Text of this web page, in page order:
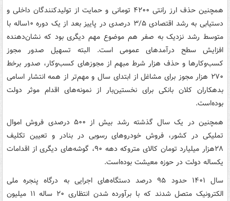
همچنین حذف ارز رانتی ۴۲۰۰ تومانی و حمایت از تولیدکنندگان داخلی و
دستیابی به رشد اقتصادی ۳/۵ درصدی در پاییز بعد از یک دوره ۱۰ساله با
متوسط رشد نزدیک به صفر هم موضوع مهم دیگری بود که نشان‌دهنده
افزایش سطح درآمدهای عمومی است. البته تسهیل صدور مجوز
کسب‌وکارها و حذف هزار شرط مبهم از مجوزهای کسب‌وکار، صدور برخط
۲۷۰ هزار مجوز برای مشاغل از ابتدای سال و مهم‌تر از همه انتشار اسامی
بدهکاران کلان بانکی برای نخستین‌بار از نمونه‌های اقدام موثر دولت
بوده‌است.
همچنین در یک سال گذشته رشد بیش از ۵۰۰ درصدی فروش اموال
تملیکی در کشور، فروش خودروهای رسوبی در بنادر و تعیین تکلیف
۲۸هزار میلیارد تومان کالای متروکه‌ دهه ۹۰، گوشه‌های دیگری از اقدامات
یکساله دولت در حوزه معیشت بوده‌است.
سال ۱۴۰۱ حدود ۹۵ درصد دستگاه‌های اجرایی به درگاه پنجره ملی
الکترونیک متصل شدند که با برآورده شدن انتظاری ۲۰ ساله ۱۱ میلیون